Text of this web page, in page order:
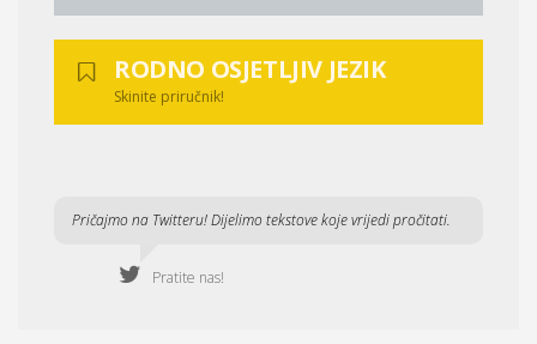
RODNO OSJETLJIV JEZIK
Skinite priručnik!
Pričajmo na Twitteru! Dijelimo tekstove koje vrijedi pročitati.
Pratite nas!